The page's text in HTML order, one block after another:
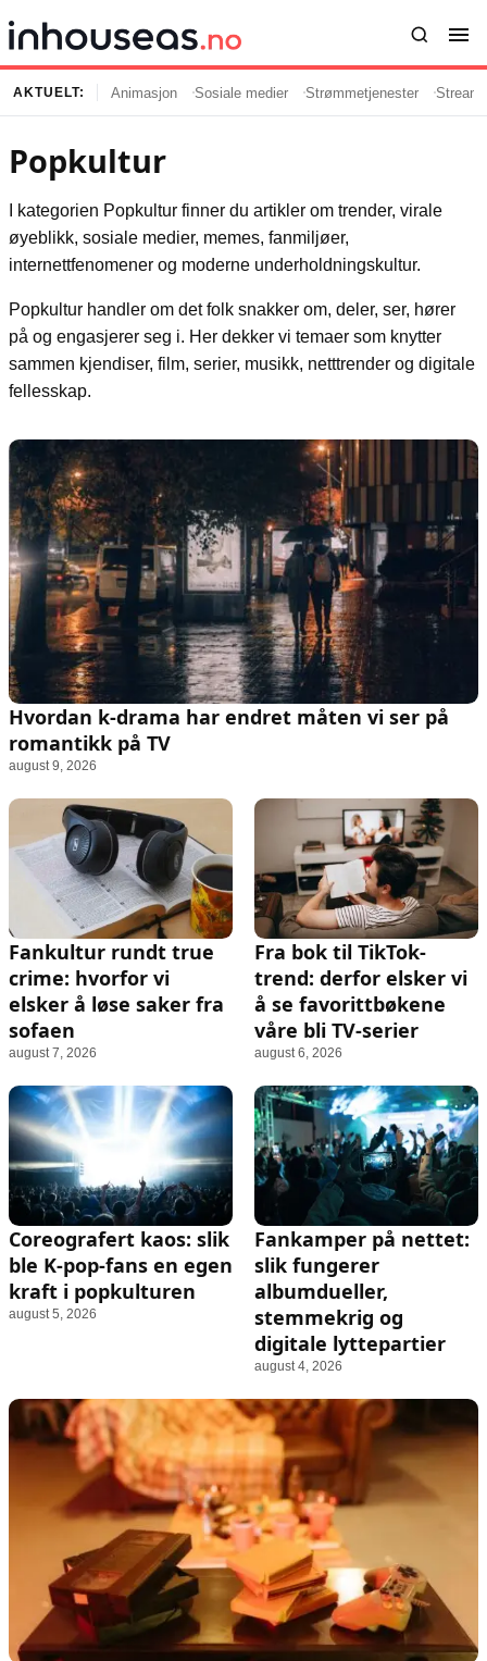
Innhold
Siste artikler
Film og serier
Popkultur
TV og streaming
Underholdning
Kjendiser
Strømmetjenester
TV-serier
Populær
Animasjon
Sosiale medier
Musikk
Filmkveld
Seervaner
Soundtrack
Retningslinjer
Annonsepolicy
Brukervilkår
Cookiepolicy
Etiske retningslinjer
Personvernerklæring
Redaksjonell policy
Informasjon
Om oss
Kontakt oss
Forfattere og redaksjon
Retningslinjer for rettelser
AKTUELT: Animasjon Sosiale medier Strømmetjenester
Popkultur
I kategorien Popkultur finner du artikler om trender, virale
øyeblikk, sosiale medier, memes, fanmiljøer,
internettfenomener og moderne underholdningskultur.
Popkultur handler om det folk snakker om, deler, ser, hører
på og engasjerer seg i. Her dekker vi temaer som knytter
sammen kjendiser, film, serier, musikk, netttrender og digitale
fellesskap.
Hvordan k‑drama har endret måten vi ser på
romantikk på TV
august 9, 2026
Fankultur rundt true
crime: hvorfor vi
elsker å løse saker fra
sofaen
august 7, 2026
Fra bok til TikTok-
trend: derfor elsker vi
å se favorittbøkene
våre bli TV-serier
august 6, 2026
Coreografert kaos: slik
ble K‑pop-fans en egen
kraft i popkulturen
august 5, 2026
Fankamper på nettet:
slik fungerer
albumdueller,
stemmekrig og
digitale lyttepartier
august 4, 2026